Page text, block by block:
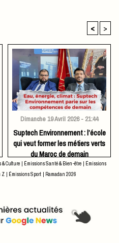
< >
Dimanche 19 Avril 2026 - 21:44
​Suptech Environnement : l’école
qui veut former les métiers verts
du Maroc de demain
& Culture | Émissions Santé & Bien-être | Émissions
Z | Émissions Sport | Ramadan 2026